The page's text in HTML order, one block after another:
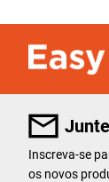
Inscreva-se
os novos